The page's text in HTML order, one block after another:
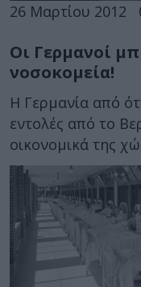
26 Μαρτίου 2012
Οι Γερμανοί
νοσοκομεία!
Η Γερμανία από
εντολές από το
οικονομικά της